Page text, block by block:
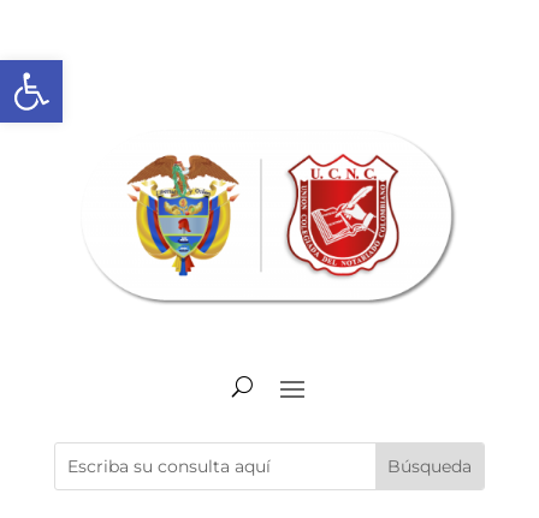
Abrir barra de herramientas